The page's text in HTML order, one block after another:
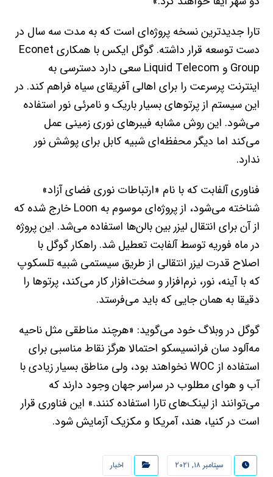
تارا جدیدترین نسخه پروژه‌ای است که به مدت سه سال در
دست توسعه قرار داشته. گوگل ایکس با همکاری Econet
Group و Liquid Telecom سعی دارد دسترسی به
اینترنت پرسرعت را برای اهالی آفریقای سیاه فراهم کند. در
این سیستم از پرتوهای بسیار باریک و نامرئی نور استفاده
می‌شود. این روش مشابه فیبرهای نوری زمینی عمل
می‌کند اما دیگر محفظه‌ای شبیه کابل برای پوشش نور
ندارد.
فناوری آلفابت که با نام «ارتباطات نوری فضای آزاد»
شناخته می‌شود، از پروژه‌ای موسوم به Loon خارج شده که
از آن برای انتقال لیزر بین بالن‌ها استفاده می‌شد. این پروژه
در ماه فوریه توسط آلفابت تعطیل شد. راهکار گوگل با
اصلاح قدرت لیزر انتقالی از طریق سیستمی شبیه تلسکوپ
که با آینه، نور، نرم‌افزار و سخت‌افزار کار می‌کند، پرتوها را
دقیقا به همان جایی که باید می‌فرستد.
گوگل در وبلاگ خود می‌گوید: «هرچند مناطقی مثل ناحیه
مه‌آلود سان فرانسیسکو احتمالا هرگز نقاط مناسبی برای
استفاده از WOC نخواهند بود، ولی مناطق بسیار زیادی با
آب و هوای مطلوب در سراسر جهان وجود دارند که
می‌توانند از لینک‌های تارا استفاده کنند.» این فناوری قرار
است در کنیا، هند، آمریکا و مکزیک آزمایش شود.
سپتامبر ۱۸, ۲۰۲۱ اخبار